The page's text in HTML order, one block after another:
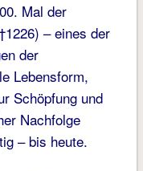
Mal der
– eines der
der
Lebensform,
Schöpfung und
Nachfolge
– bis heute.